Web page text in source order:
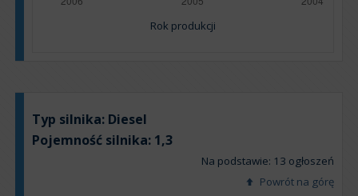
Rok produkcji
Typ silnika: Diesel
Pojemność silnika: 1,3
Na podstawie: 13 ogłoszeń
Powrót na górę